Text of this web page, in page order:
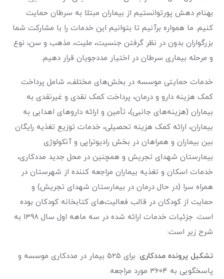
بهنام دهش پورتوانستیم از بیماران مبتلا به سرطان حمایت
کنیم. ما همواره برآنیم تا بتوانیم این خدمات را با مشارکت شما
بزرگواران بدون در نظر گرفتن جنسیت، ملیت، مذهب و سن، نوع
و مرحله بیماری سرطان در اختیار مددجویان قرار دهیم.
خدمات حمایتی موسسه در بخش‌های مختلف، شامل پرداخت
کمک هزینه دارو و درمان، پرداخت کمک نقدی و غیرنقدی به
بیماران (هزینه‌های جانبی)، تأمین و ارائه داروهای اهدایی به
بیماران، ارائه کمک هزینه تحصیلی، خدمات توزیع تغذیه رایگان
بین بیماران و همراهان در بخش رادیوتراپی و آنکولوژی
بیمارستان شهدای تجریش و همچنین در محل جدید مددکاری،
خدمات اسکان و تغذیه بیماران مراجعه کننده از شهرستان در
همراه‌ سرا (در حال درمان در بیمارستان شهدای تجریش) و
حمایت از کودکان در قالب فعالیت‌های کتابخانه کودکان بوده
است. جزئیات خدمات ارائه شده در سه ماهه اول سال ۱۳۹۸ به
شرح زیر است:
تشکیل پرونده مددکاری
: برای ۵۲۵ بیمار در مددکاری موسسه و
پاسخگویی به ۳۶۰۴ مورد مراجعه.